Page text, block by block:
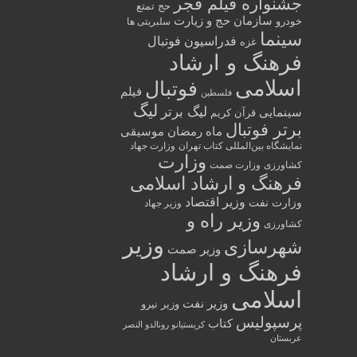
جشنواره فیلم فجر
حج تمتع
خودرو سازمان حج و زیارت سلبریتی ها
سینما غزه فدراسیون فوتبال
فرهنگ و ارشاد
اسلامی فلسطین فوتبال فیلم
سینمایی قرآن کریم لیگ برتر لیگ
برتر فوتبال ماه رمضان موسیقی
نمایشگاه بین‌المللی کتاب تهران وزارت جهاد
کشاورزی وزارت صمت وزارت
فرهنگ و ارشاد اسلامی
وزارت نفت وزیر اقتصاد وزیر جهاد
کشاورزی وزیر راه و
شهرسازی وزیر صمت وزیر
فرهنگ و ارشاد
اسلامی وزیر نفت وزیر نیرو
پرسپولیس کتاب کریستیانو رونالدو النصر
عربستان